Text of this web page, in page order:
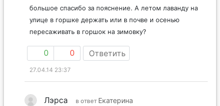
большое спасибо за пояснение. А летом лаванду на
улице в горшке держать или в почве и осенью
пересаживать в горшок на зимовку?
0 0 Ответить
27.04.14 23:37
Лэрса в ответ Екатерина